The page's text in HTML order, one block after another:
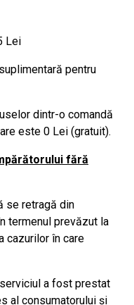
Lei
pentru
dintr-o comandă
este 0 Lei (gratuit).
fără
se retragă din
termenul prevăzut la
cazurilor în care
a fost prestat
al consumatorului și